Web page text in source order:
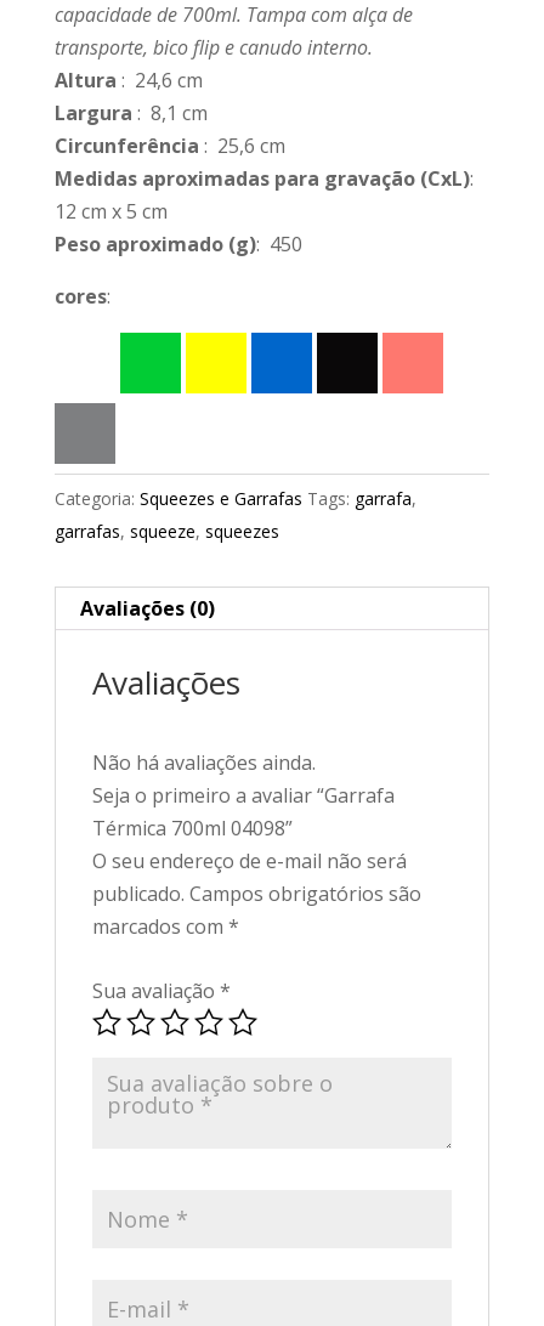
capacidade de 700ml. Tampa com alça de
transporte, bico flip e canudo interno.
Altura : 24,6 cm
Largura : 8,1 cm
Circunferência : 25,6 cm
Medidas aproximadas para gravação(CxL):
12 cm x 5 cm
Peso aproximado(g): 450
cores:
Categoria: Squeezes e Garrafas Tags: garrafa,
garrafas, squeeze, squeezes
Avaliações (0)
Avaliações
Não há avaliações ainda.
Seja o primeiro a avaliar “Garrafa
Térmica 700ml 04098”
O seu endereço de e-mail não será
publicado. Campos obrigatórios são
marcados com *
Sua avaliação *